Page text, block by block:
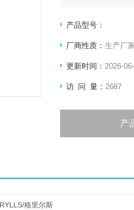
产品型号：
厂商性质： 生产厂
更新时间： 2026-
访 问 量： 2687
产
格里尔斯